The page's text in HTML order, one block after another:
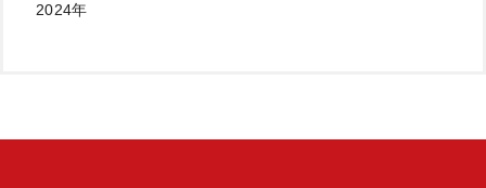
2024年